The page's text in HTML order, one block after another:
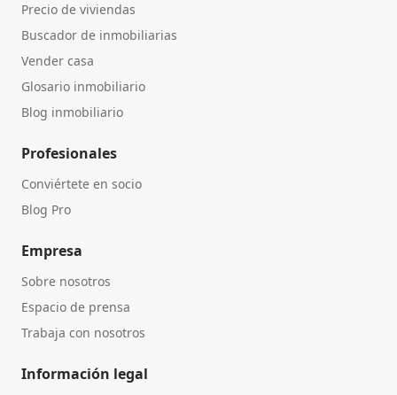
Precio de viviendas
Buscador de inmobiliarias
Vender casa
Glosario inmobiliario
Blog inmobiliario
Profesionales
Conviértete en socio
Blog Pro
Empresa
Sobre nosotros
Espacio de prensa
Trabaja con nosotros
Información legal